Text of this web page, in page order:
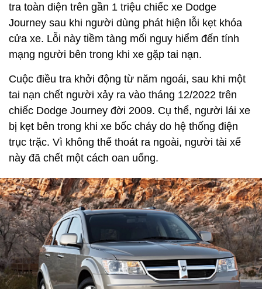
tra toàn diện trên gần 1 triệu chiếc xe Dodge
Journey sau khi người dùng phát hiện lỗi kẹt khóa
cửa xe. Lỗi này tiềm tàng mối nguy hiểm đến tính
mạng người bên trong khi xe gặp tai nạn.
Cuộc điều tra khởi động từ năm ngoái, sau khi một
tai nạn chết người xảy ra vào tháng 12/2022 trên
chiếc Dodge Journey đời 2009. Cụ thể, người lái xe
bị kẹt bên trong khi xe bốc cháy do hệ thống điện
trục trặc. Vì không thể thoát ra ngoài, người tài xế
này đã chết một cách oan uổng.